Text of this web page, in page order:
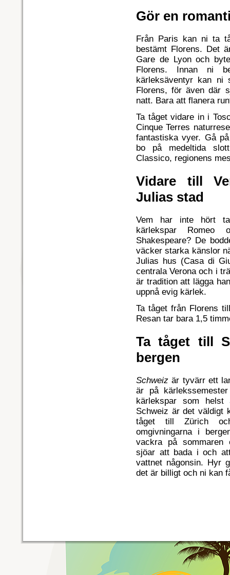
Gör en
Från Paris kan ni ta
bestämt Florens. Det
Gare de Lyon och
Florens. Innan ni
kärleksäventyr kan
Florens, för även där
natt. Bara att flanera
Ta tåget vidare in i
Cinque Terres
fantastiska vyer. Gå
bo på medeltida
Classico, regionens
Vidare till
Julias stad
Vem har inte hört
kärlekspar
Shakespeare? De
väcker starka känslor
Julias hus (Casa di
centrala Verona och i
är tradition att lägga
uppnå evig kärlek.
Ta tåget från Florens
Resan tar bara 1,5
Ta tåget till
bergen
Schweiz är tyvärr ett
är på
kärlekspar som
Schweiz är det väldigt
tåget till Zürich
omgivningarna i
vackra på sommaren
sjöar att bada i och
vattnet någonsin. Hyr
det är billigt och ni kan